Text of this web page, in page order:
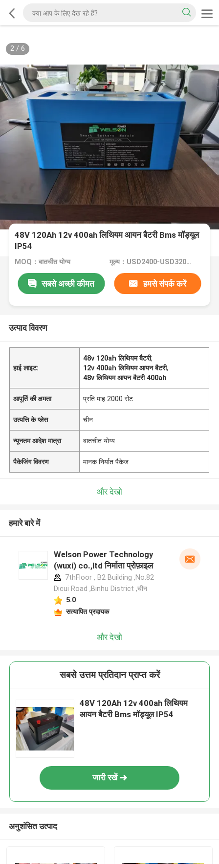
2/ 6
48V 120Ah 12v 400ah लिथियम आयन बैटरी Bms मॉड्यूल
IP54
MOQ：बातचीत योग्य मूल्य：USD2400-USD3200/whole ststem
सबसे अच्छी कीमत हमसे संपर्क करें
उत्पाद विवरण
हाई लाइट:
48v 120ah लिथियम बैटरी,
12v 400ah लिथियम आयन बैटरी,
48v लिथियम आयन बैटरी 400ah
आपूर्ति की क्षमता प्रति माह 2000 सेट
उत्पत्ति के प्लेस चीन
न्यूनतम आदेश मात्रा बातचीत योग्य
पैकेजिंग विवरण मानक निर्यात पैकेज
और देखो
हमारे बारे में
Welson Power Technology
(wuxi) co.,ltd निर्माता प्रोफ़ाइल
7thFloor , B2 Building ,No.82
Dicui Road ,Binhu District ,चीन
5.0
सत्यापित प्रदायक
और देखो
सबसे उत्तम प्रतिदान प्राप्त करें
48V 120Ah 12v 400ah लिथियम
आयन बैटरी Bms मॉड्यूल IP54
जारी रखें
अनुशंसित उत्पाद